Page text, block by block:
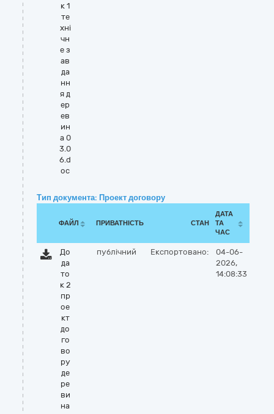
к 1
те
хнi
чн
е з
ав
да
нн
я д
ер
ев
ин
а 0
3.0
6.d
oc
Тип документа: Проект договору
ФАЙЛ ПРИВАТНІСТЬ СТАН
ДАТА
ТА
ЧАС
До
да
то
к 2
пр
ое
кт
до
го
во
ру
де
ре
ви
на
публічний Експортовано:
04-06-
2026,
14:08:33